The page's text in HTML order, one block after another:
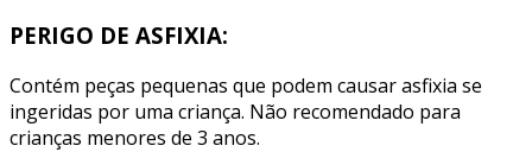
PERIGO DE ASFIXIA:
Contém peças pequenas que podem causar asfixia se
ingeridas por uma criança. Não recomendado para
crianças menores de 3 anos.